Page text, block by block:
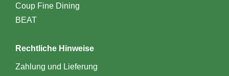
Coup Fine Dining
BEAT
Rechtliche Hinweise
Zahlung und Lieferung